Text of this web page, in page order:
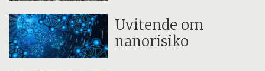
Uvitende om
nanorisiko